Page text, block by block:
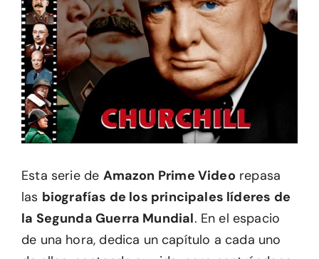
Esta serie de Amazon Prime Video repasa
las biografías de los principales líderes de
la Segunda Guerra Mundial. En el espacio
de una hora, dedica un capítulo a cada uno